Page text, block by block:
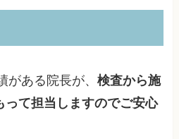
がある院長が、検査から施
って担当しますのでご安心